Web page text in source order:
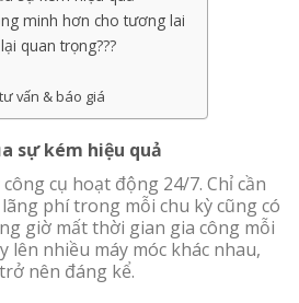
minh hơn cho tương lai
quan trọng???
vấn & báo giá
sự kém hiệu quả
cụ hoạt động 24/7. Chỉ cần
phí trong mỗi chu kỳ cũng có
giờ mất thời gian gia công mỗi
lên nhiều máy móc khác nhau,
nên đáng kể.